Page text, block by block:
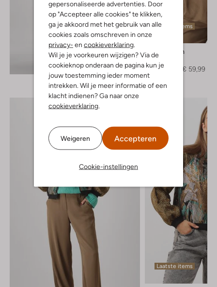
gepersonaliseerde advertenties. Door
op "Accepteer alle cookies" te klikken,
ga je akkoord met het gebruik van alle
cookies zoals omschreven in onze
privacy- en cookieverklaring.
Wil je je voorkeuren wijzigen? Via de
cookieknop onderaan de pagina kun je
jouw toestemming ieder moment
intrekken. Wil je meer informatie of een
klacht indienen? Ga naar onze
cookieverklaring.
Weigeren Accepteren
Cookie-instellingen
Ontdek de look
Laatste items
Summum
Blouse
€ 119,95
€ 59,99
Laatste items